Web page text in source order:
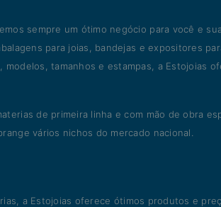
sempre um ótimo negócio para você e
para joias, bandejas e expositores
tamanhos e estampas, a Estojoias
de primeira linha e com mão de obra
vários nichos do mercado nacional.
a Estojoias oferece ótimos produtos e